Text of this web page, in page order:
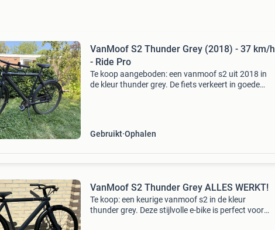
VanMoof S2 Thunder Grey (2018) - 37 km/h
- Ride Pro
Te koop aangeboden: een vanmoof s2 uit 2018 in
de kleur thunder grey. De fiets verkeert in goede
Gebruikt Ophalen
VanMoof S2 Thunder Grey ALLES WERKT!
Te koop: een keurige vanmoof s2 in de kleur
thunder grey. Deze stijlvolle e-bike is perfect voor